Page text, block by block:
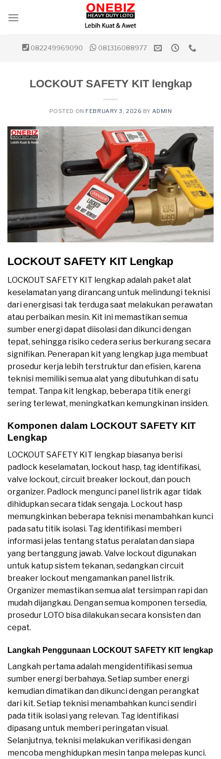
082249969090 081316088977
LOCKOUT SAFETY KIT lengkap
POSTED ON FEBRUARY 3, 2026 BY ADMIN
LOCKOUT SAFETY KIT Lengkap
LOCKOUT SAFETY KIT lengkap adalah paket alat
keselamatan yang dirancang untuk melindungi teknisi
dari energisasi tak terduga saat melakukan perawatan
atau perbaikan mesin. Kit ini memastikan semua
sumber energi dapat diisolasi dan dikunci dengan
tepat, sehingga risiko cedera serius berkurang secara
signifikan. Penerapan kit yang lengkap juga membuat
prosedur kerja lebih terstruktur dan efisien, karena
teknisi memiliki semua alat yang dibutuhkan di satu
tempat. Tanpa kit lengkap, beberapa titik energi
sering terlewat, meningkatkan kemungkinan insiden.
Komponen dalam LOCKOUT SAFETY KIT
Lengkap
LOCKOUT SAFETY KIT lengkap biasanya berisi
padlock keselamatan, lockout hasp, tag identifikasi,
valve lockout, circuit breaker lockout, dan pouch
organizer. Padlock mengunci panel listrik agar tidak
dihidupkan secara tidak sengaja. Lockout hasp
memungkinkan beberapa teknisi menambahkan kunci
pada satu titik isolasi. Tag identifikasi memberi
informasi jelas tentang status peralatan dan siapa
yang bertanggung jawab. Valve lockout digunakan
untuk katup sistem tekanan, sedangkan circuit
breaker lockout mengamankan panel listrik.
Organizer memastikan semua alat tersimpan rapi dan
mudah dijangkau. Dengan semua komponen tersedia,
prosedur LOTO bisa dilakukan secara konsisten dan
cepat.
Langkah Penggunaan LOCKOUT SAFETY KIT lengkap
Langkah pertama adalah mengidentifikasi semua
sumber energi berbahaya. Setiap sumber energi
kemudian dimatikan dan dikunci dengan perangkat
dari kit. Setiap teknisi menambahkan kunci sendiri
pada titik isolasi yang relevan. Tag identifikasi
dipasang untuk memberi peringatan visual.
Selanjutnya, teknisi melakukan verifikasi dengan
mencoba menghidupkan mesin tanpa melepas kunci.